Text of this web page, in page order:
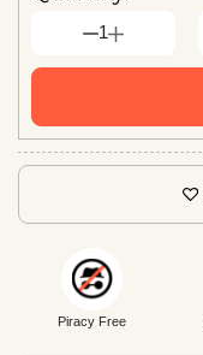
1
Piracy Free